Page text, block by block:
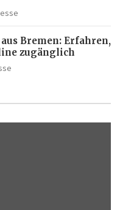
Bremen: Erfahren,
zugänglich